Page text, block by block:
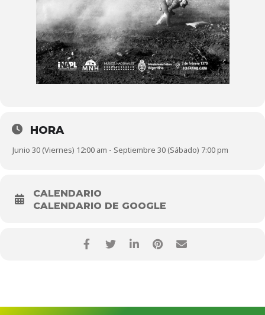
HORA
Junio 30 (Viernes) 12:00 am - Septiembre 30 (Sábado) 7:00 pm
CALENDARIO
CALENDARIO DE GOOGLE